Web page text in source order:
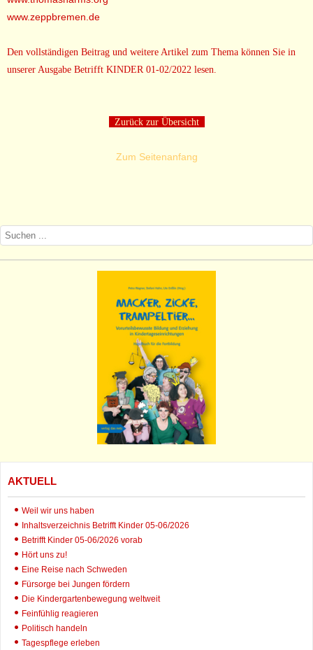
www.zeppbremen.de
Den vollständigen Beitrag und weitere Artikel zum Thema können Sie in
unserer Ausgabe Betrifft KINDER 01-02/2022 lesen.
Zurück zur Übersicht
Zum Seitenanfang
AKTUELL
Weil wir uns haben
Inhaltsverzeichnis Betrifft Kinder 05-06/2026
Betrifft Kinder 05-06/2026 vorab
Hört uns zu!
Eine Reise nach Schweden
Fürsorge bei Jungen fördern
Die Kindergartenbewegung weltweit
Feinfühlig reagieren
Politisch handeln
Tagespflege erleben